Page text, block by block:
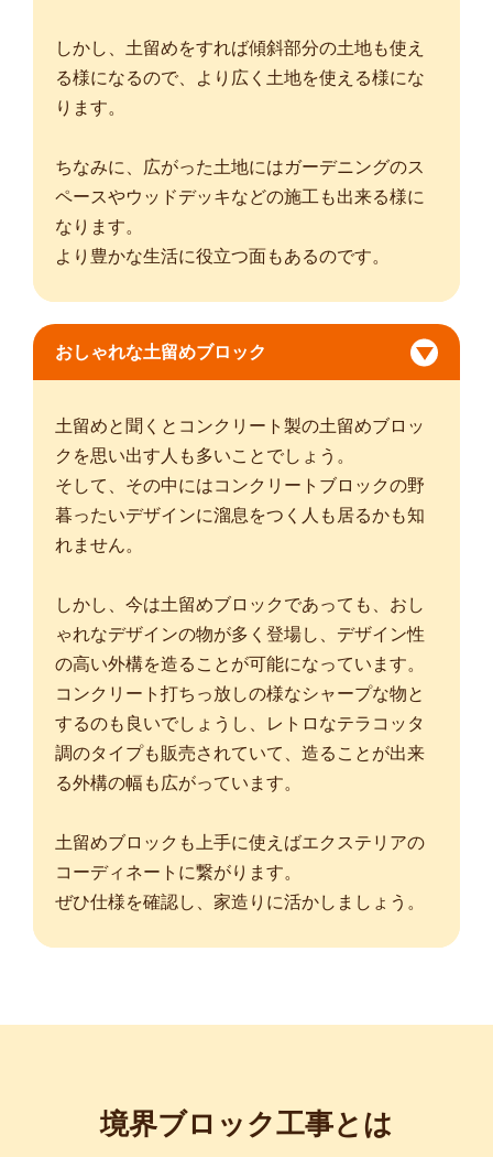
しかし、土留めをすれば傾斜部分の土地も使え
る様になるので、より広く土地を使える様にな
ります。
ちなみに、広がった土地にはガーデニングのス
ペースやウッドデッキなどの施工も出来る様に
なります。
より豊かな生活に役立つ面もあるのです。
おしゃれな土留めブロック
土留めと聞くとコンクリート製の土留めブロッ
クを思い出す人も多いことでしょう。
そして、その中にはコンクリートブロックの野
暮ったいデザインに溜息をつく人も居るかも知
れません。
しかし、今は土留めブロックであっても、おし
ゃれなデザインの物が多く登場し、デザイン性
の高い外構を造ることが可能になっています。
コンクリート打ちっ放しの様なシャープな物と
するのも良いでしょうし、レトロなテラコッタ
調のタイプも販売されていて、造ることが出来
る外構の幅も広がっています。
土留めブロックも上手に使えばエクステリアの
コーディネートに繋がります。
ぜひ仕様を確認し、家造りに活かしましょう。
境界ブロック工事とは